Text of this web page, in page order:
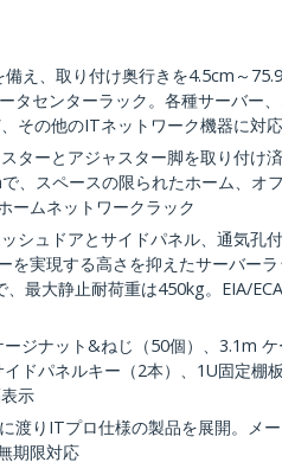
え、取り付け奥行きを4.5cm～
タセンターラック。各種サーバー
その他のITネットワーク機器に対応
ターとアジャスター脚を取り付け
、スペースの限られたホーム、オフ
ームネットワークラック
シュドアとサイドパネル、通気孔
を実現する高さを抑えたサーバーラ
最大静止耐荷重は450kg。EIA/
ジナット&ねじ（50個）、3.1m
ドパネルキー（2本）、1U固定棚
示
渡りITプロ仕様の製品を展開。メ
期限対応